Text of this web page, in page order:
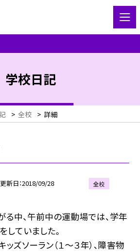
学校日記
> 全校 > 詳細
更新日 2018/09/28 全校
る中、午前中の運動場では、学年
していました。
ッズソーラン（１〜３年）、障害物